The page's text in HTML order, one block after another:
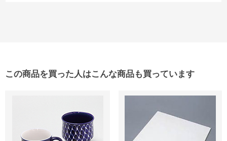
この商品を買った人はこんな商品も買っています